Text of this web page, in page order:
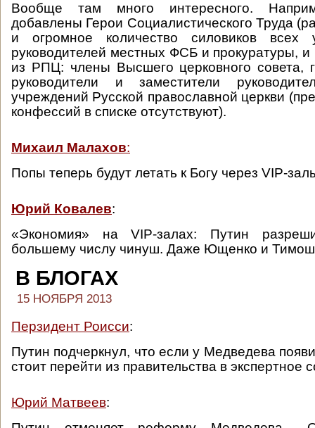
Вообще там много интересного.
добавлены Герои Социалистического Труда
и огромное количество силовиков всех
руководителей местных ФСБ и прокуратуры, и
из РПЦ: члены Высшего церковного совета,
руководители и заместители
учреждений Русской православной церкви
конфессий в списке отсутствуют).
Михаил Малахов:
Попы теперь будут летать к Богу через VIP-
Юрий Ковалев:
«Экономия» на VIP-залах: Путин
большему числу чинуш. Даже Ющенко и
В БЛОГАХ
15 НОЯБРЯ 2013
Перзидент Роисси:
Путин подчеркнул, что если у Медведева
стоит перейти из правительства в экспертное
Юрий Матвеев: